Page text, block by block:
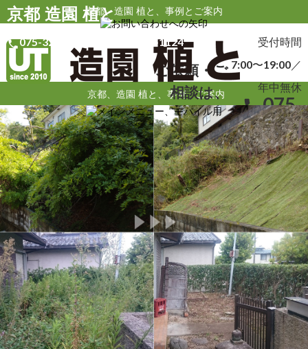
京都、造園 植と、事例とご案内
京都 造園 植と
受付時間 7:00〜19:00／年中無休
local_phone075-323-0432 090-8588-1124
ご依頼・ご
相談は、
受付時間
7:00〜19:00／
年中無休
local_phone075-
323-
0432
phonelink_ring090-
8588-
1124
京都、造園 植と、事例・ご案内